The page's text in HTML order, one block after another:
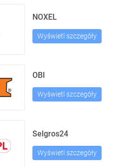
NOXEL
Wyświetl szczegóły
OBI
Wyświetl szczegóły
Selgros24
Wyświetl szczegóły